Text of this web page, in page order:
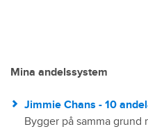
Mina andelssystem
Jimmie Chans - 10
Bygger på samma grund